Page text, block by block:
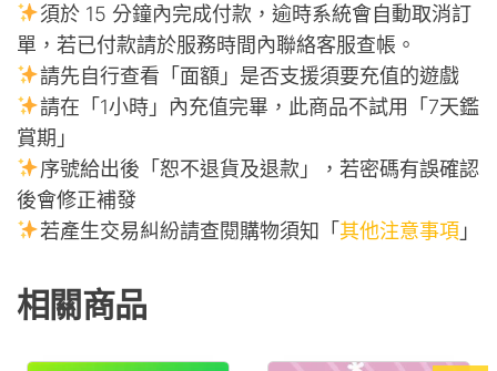
須於 15 分鐘內完成付款，逾時系統會自動取消訂
單，若已付款請於服務時間內聯絡客服查帳。
請先自行查看「面額」是否支援須要充值的遊戲
請在「1小時」內充值完畢，此商品不試用「7天鑑
賞期」
序號給出後「恕不退貨及退款」，若密碼有誤確認
後會修正補發
若產生交易糾紛請查閱購物須知「其他注意事項」
相關商品